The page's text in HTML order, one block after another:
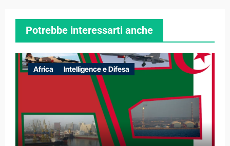
Potrebbe interessarti anche
Africa Intelligence e Difesa